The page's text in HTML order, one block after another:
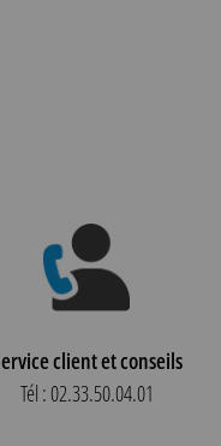
client et conseils
Tél : 02.33.50.04.01